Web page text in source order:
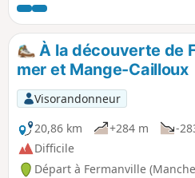
et la Plage de la Mondrée. Le
les hauteurs de Fermanville
magnifiques points de vue sur le
l'Anse du Brick et même le port
Cherbourg.
À la découverte de
mer et Mange-Cailloux
Visorandonneur
20,86 km
+284 m -
Difficile
Départ à Fermanville